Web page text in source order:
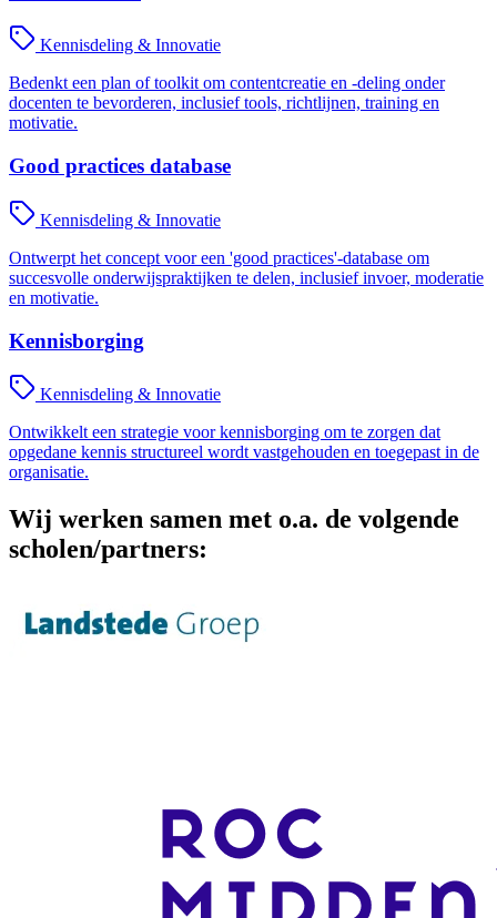
Kennisdeling & Innovatie
Bedenkt een plan of toolkit om contentcreatie en -deling onder
docenten te bevorderen, inclusief tools, richtlijnen, training en
motivatie.
Good practices database
Kennisdeling & Innovatie
Ontwerpt het concept voor een 'good practices'-database om
succesvolle onderwijspraktijken te delen, inclusief invoer, moderatie
en motivatie.
Kennisborging
Kennisdeling & Innovatie
Ontwikkelt een strategie voor kennisborging om te zorgen dat
opgedane kennis structureel wordt vastgehouden en toegepast in de
organisatie.
Wij werken samen met o.a. de volgende
scholen/partners: